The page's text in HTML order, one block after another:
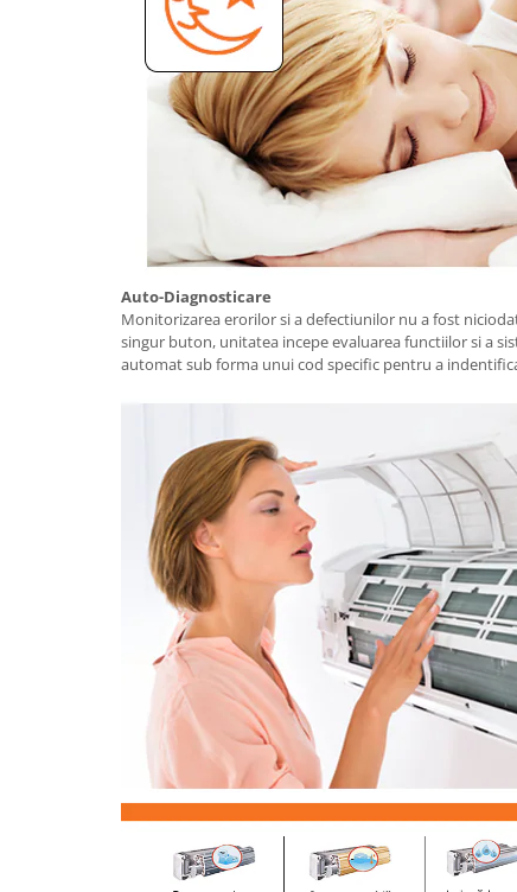
Auto-Diagnosticare
Monitorizarea erorilor si a defectiunilor nu a fost
singur buton, unitatea incepe evaluarea functiilor si a
automat sub forma unui cod specific pentru a